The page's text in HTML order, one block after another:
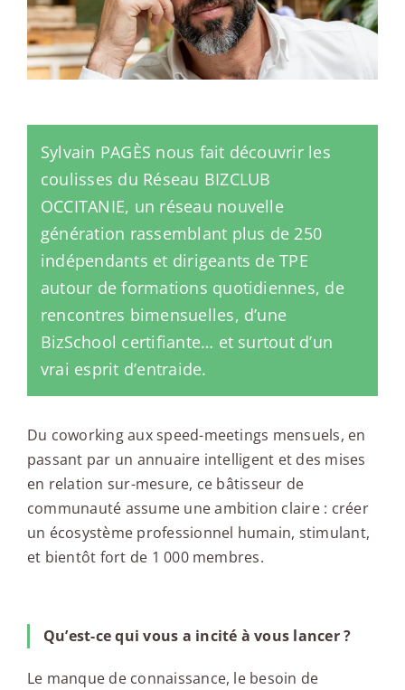
Sylvain PAGÈS nous fait découvrir les
coulisses du Réseau BIZCLUB
OCCITANIE, un réseau nouvelle
génération rassemblant plus de 250
indépendants et dirigeants de TPE
autour de formations quotidiennes, de
rencontres bimensuelles, d’une
BizSchool certifiante… et surtout d’un
vrai esprit d’entraide.
Du coworking aux speed-meetings mensuels, en
passant par un annuaire intelligent et des mises
en relation sur-mesure, ce bâtisseur de
communauté assume une ambition claire : créer
un écosystème professionnel humain, stimulant,
et bientôt fort de 1 000 membres.
Qu’est-ce qui vous a incité à vous lancer ?
Le manque de connaissance, le besoin de